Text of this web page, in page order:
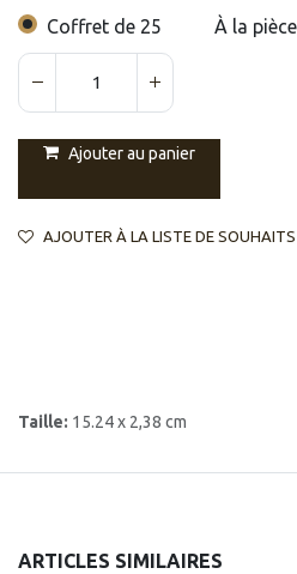
Coffret de 25 À la pièce
Ajouter au panier
AJOUTER À LA LISTE DE SOUHAITS
Taille: 15.24 x 2,38 cm
ARTICLES SIMILAIRES